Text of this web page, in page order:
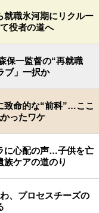
就職氷河期にリクルー
役者の道へ
保一監督の“再就職
ブ」一択か
致命的な“前科”…ここ
ったワケ
に心配の声…子供を亡
族ケアの道のり
、プロセスチーズの